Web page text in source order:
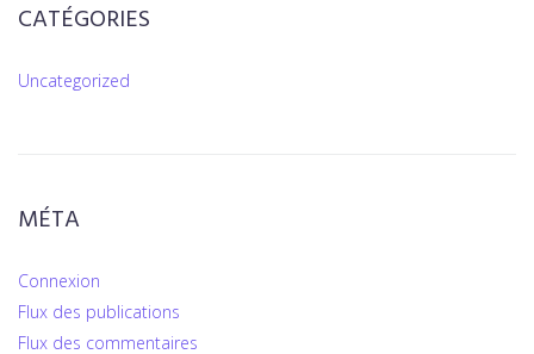
CATÉGORIES
Uncategorized
MÉTA
Connexion
Flux des publications
Flux des commentaires